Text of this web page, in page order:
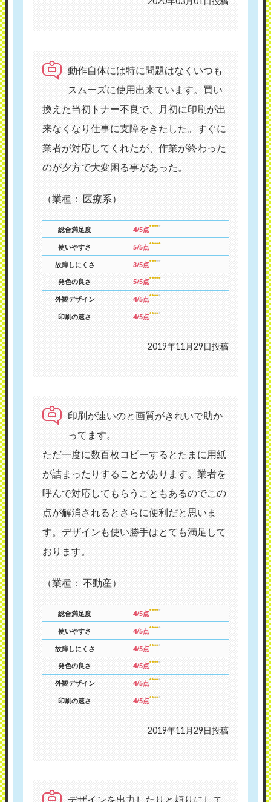
動作自体には特に問題はなくいつも
スムーズに使用出来ています。買い
換えた当初トナー不良で、月初に印刷が出
来なくなり仕事に支障をきたした。すぐに
業者が対応してくれたが、作業が終わった
のが夕方で大変困る事があった。
（業種： 医療系）
総合満足度 4/5点
使いやすさ 5/5点
故障しにくさ 3/5点
発色の良さ 5/5点
外観デザイン 4/5点
印刷の速さ 4/5点
2019年11月29日投稿
印刷が速いのと画質がきれいで助か
ってます。
ただ一度に数百枚コピーするとたまに用紙
が詰まったりすることがあります。業者を
呼んで対応してもらうこともあるのでこの
点が解消されるとさらに便利だと思いま
す。デザインも使い勝手はとても満足して
おります。
（業種： 不動産）
総合満足度 4/5点
使いやすさ 4/5点
故障しにくさ 4/5点
発色の良さ 4/5点
外観デザイン 4/5点
印刷の速さ 4/5点
2019年11月29日投稿
デザインを出力したりと頼りにして